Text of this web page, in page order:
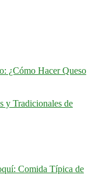
¿Cómo Hacer Queso
y Tradicionales de
Comida Típica de